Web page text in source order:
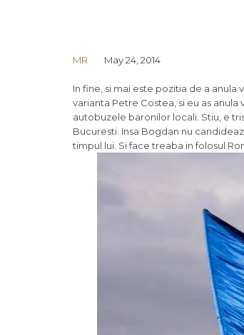
MR May 24, 2014
In fine, si mai este pozitia de a anula
varianta Petre Costea, si eu as
autobuzele baronilor locali. Stiu, e
Bucuresti. Insa Bogdan nu
timpul lui. Si face treaba in folosul